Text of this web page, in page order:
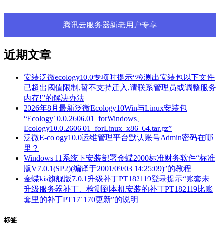
腾讯云服务器新老用户专享
近期文章
安装泛微ecology10.0专项时提示“检测出安装包以下文件
已超出阈值限制,暂不支持迁入,请联系管理员或调整服务
内存!”的解决办法
2026年8月最新泛微Ecology10Win与Linux安装包
“Ecology10.0.2606.01_forWindows、
Ecology10.0.2606.01_forLinux_x86_64.tar.gz”
泛微E-cology10.0运维管理平台默认账号Admin密码在哪
里？
Windows 11系统下安装部署金蝶2000标准财务软件“标准
版V7.0.1(SP2)(编译于2001/09/03 14:25:09)”的教程
金蝶kis旗舰版7.0.1升级补丁PT182119登录提示“账套未
升级服务器补丁、检测到本机安装的补丁PT182119比账
套里的补丁PT171170更新”的说明
标签